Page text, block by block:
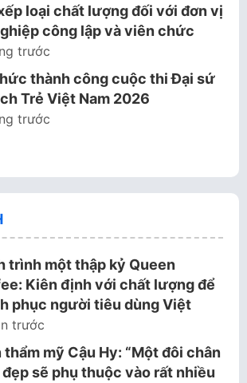
loại chất lượng đối với đơn vị
công lập và viên chức
trước
thành công cuộc thi Đại sứ
Trẻ Việt Nam 2026
trước
trình một thập kỷ Queen
Kiên định với chất lượng để
phục người tiêu dùng Việt
trước
thẩm mỹ Cậu Hy: “Một đôi chân
đẹp sẽ phụ thuộc vào rất nhiều